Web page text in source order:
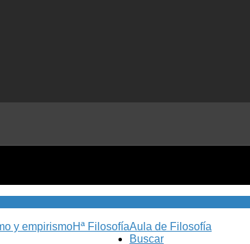
Aula de Filosofía
Hª Filosofía
y empirismo
Buscar